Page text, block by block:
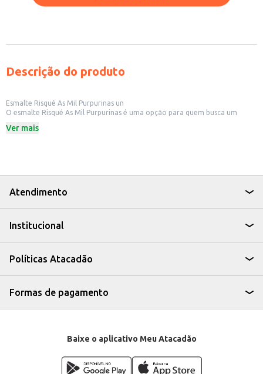
Descrição do produto
Esmalte Risqué As Mil Purpurinas un
O esmalte Risqué As Mil Purpurinas é uma opção para quem busca um
revenda em estabelecimentos como salões de beleza e lojas de cosméticos.
Perfeito para criar diferentes estilos, desde um visual discreto com uma
camada sutil de brilho até um efeito mais ousado com várias camadas.
Com o Esmalte Risqué As Mil Purpurinas, você pode adicionar um toque
Ver mais
Atendimento
Institucional
Políticas Atacadão
Formas de pagamento
Baixe o aplicativo Meu Atacadão